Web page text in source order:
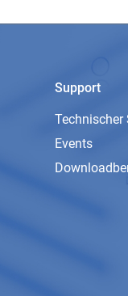
Support
Technischer
Events